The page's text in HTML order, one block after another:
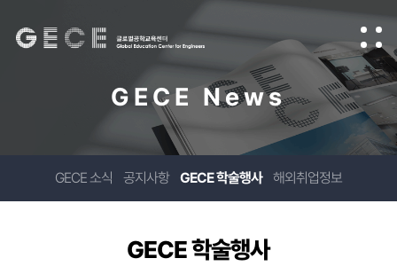
GECE News
GECE 소식 공지사항 GECE 학술행사 해외취업정보
GECE 학술행사